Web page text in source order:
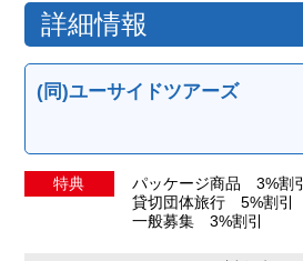
詳細情報
(同)ユーサイドツアーズ
特典
パッケージ商品 3%割引
貸切団体旅行 5%割引
一般募集 3%割引